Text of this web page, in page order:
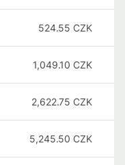
524.55 CZK
1,049.10 CZK
2,622.75 CZK
5,245.50 CZK